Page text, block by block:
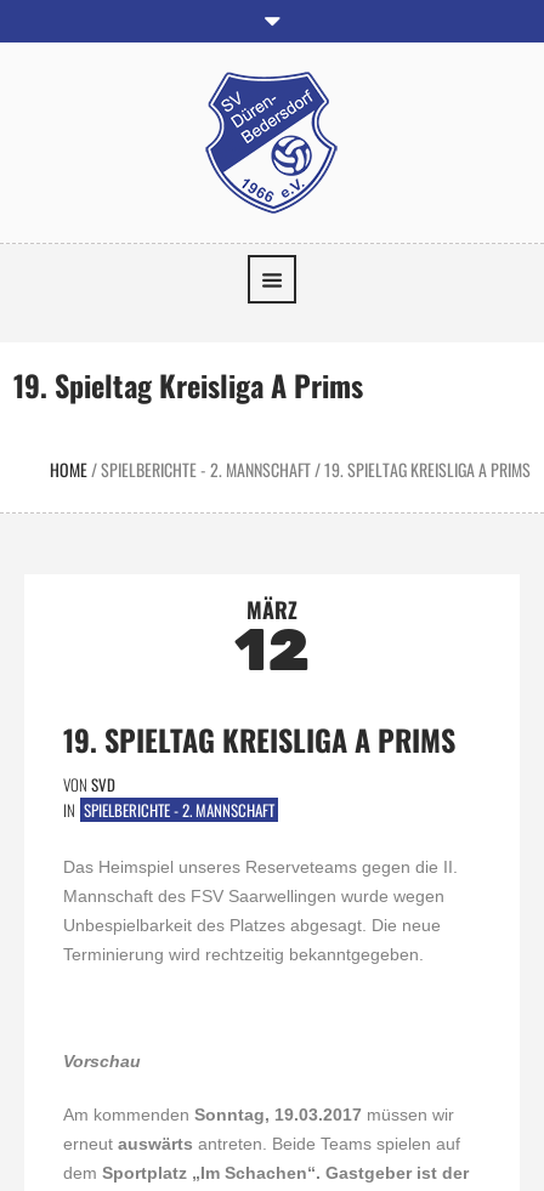
19. Spieltag Kreisliga A Prims
HOME/SPIELBERICHTE - 2. MANNSCHAFT/19. SPIELTAG KREISLIGA A PRIMS
MÄRZ
12
19. SPIELTAG KREISLIGA A PRIMS
VON SVD
IN SPIELBERICHTE - 2. MANNSCHAFT
Das Heimspiel unseres Reserveteams gegen die II.
Mannschaft des FSV Saarwellingen wurde wegen
Unbespielbarkeit des Platzes abgesagt. Die neue
Terminierung wird rechtzeitig bekanntgegeben.
Vorschau
Am kommenden Sonntag, 19.03.2017 müssen wir
erneut auswärts antreten. Beide Teams spielen auf
dem Sportplatz „Im Schachen“. Gastgeber ist der